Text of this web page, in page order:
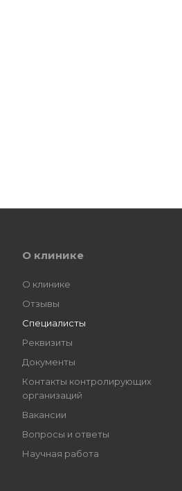
О клинике
О клинике
Отзывы
Специалисты
Реквизиты
Документы
Контакты контролирующих
организаций
Вакансии
Вопросы и ответы
Научная работа